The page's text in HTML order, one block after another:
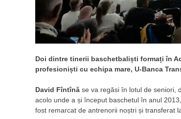
Doi dintre tinerii baschetbaliști formați în
profesioniști cu echipa mare, U-Banca
David Fîntînă se va regăsi în lotul de seniori,
acolo unde a și început baschetul în anul
fost remarcat de antrenorii noștri și transferat